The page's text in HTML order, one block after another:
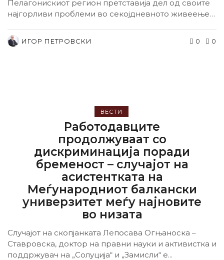
Пелагонискиот регион претставија дел од своите
најгорливи проблеми во секојдневното живеење и
ИГОР ПЕТРОВСКИ 0
0
ВЕСТИ
Работодавците
продолжуваат со
дискриминација поради
бременост – случајот на
асистентката на
Меѓународниот балкански
универзитет меѓу најновите
во низата
Случајот на скопјанката Лепосава Огњаноска –
Ставровска, доктор на правни науки и активистка и
поддржувач на „Солуција“ и „Замисли“ е...